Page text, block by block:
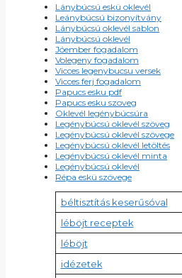
Lánybúcsú eskü oklevél
Leánybúcsú bizonyítvány
Lánybúcsú oklevél sablon
Lánybúcsú oklevél
Jóember fogadalom
Volegeny fogadalom
Vicces legenybucsu versek
Vicces ferj fogadalom
Papucs esku pdf
Papucs esku szoveg
Oklevél legénybúcsúra
Legénybúcsú oklevél szöveg
Legénybúcsú oklevél szövege
Legénybúcsú oklevél letöltés
Legénybúcsú oklevél minta
Legénybúcsú oklevél
Répa eskü szövege
béltisztítás keserűsóval
léböjt receptek
léböjt
idézetek